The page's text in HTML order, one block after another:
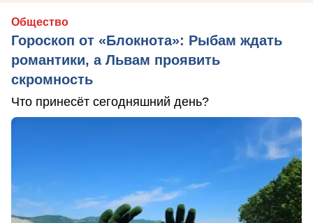
Общество
Гороскоп от «Блокнота»: Рыбам ждать
романтики, а Львам проявить
скромность
Что принесёт сегодняшний день?